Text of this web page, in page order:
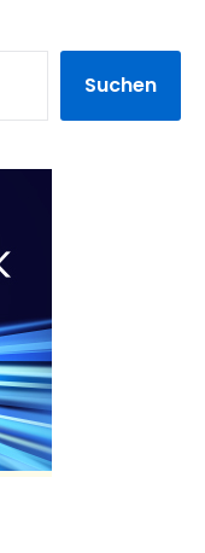
Suchen